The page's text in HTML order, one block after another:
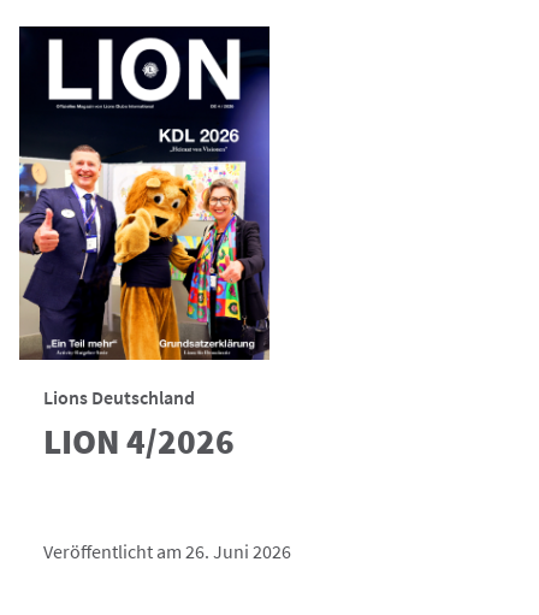
Lions Deutschland
LION 4/2026
Veröffentlicht am 26. Juni 2026